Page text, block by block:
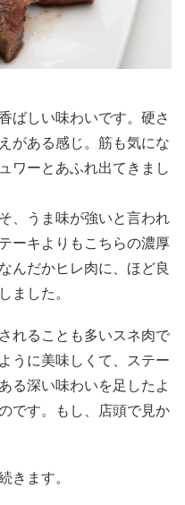
ばしい味わいです。硬さ
がある感じ。筋も気にな
ワーとあふれ出てきまし
、うま味が強いと言われ
ーキよりもこちらの濃厚
んだかヒレ肉に、ほど良
ました。
れることも多いスネ肉で
うに美味しくて、ステー
る深い味わいを足したよ
です。もし、店頭で見か
きます。